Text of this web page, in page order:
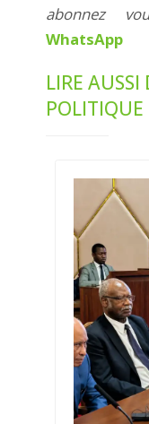
abonnez
WhatsApp
LIRE
POLITIQUE